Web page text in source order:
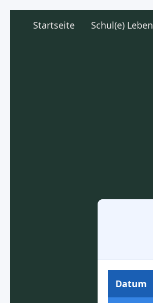
Startseite Schul(e) Leben
Datum